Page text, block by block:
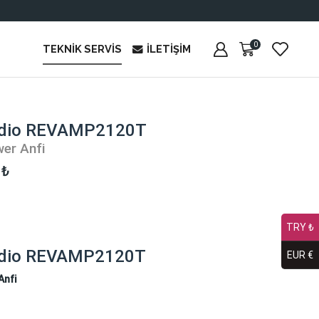
TEKNIK SERVIS İLETIŞIM 0
REVAMP2120T
Anfi
₺
REVAMP2120T
TRY ₺
EUR €